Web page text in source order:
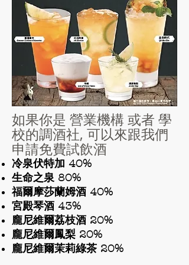
如果你是 營業機構 或者 學
校的調酒社, 可以來跟我們
申請免費試飲酒
冷泉伏特加 40%
生命之泉 80%
福爾摩莎蘭姆酒 40%
宮殿琴酒 43%
龐尼維爾荔枝酒 20%
龐尼維爾鳳梨 20%
龐尼維爾茉莉綠茶 20%